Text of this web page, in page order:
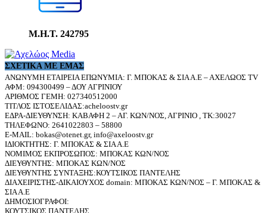
Μ.Η.Τ. 242795
ΣΧΕΤΙΚΆ ΜΕ ΕΜΆΣ
ΑΝΩΝΥΜΗ ΕΤΑΙΡΕΙΑ ΕΠΩΝΥΜΙΑ: Γ. ΜΠΟΚΑΣ & ΣΙΑ Α.Ε – ΑΧΕΛΩΟΣ TV
ΑΦΜ: 094300499 – ΔΟΥ ΑΓΡΙΝΙΟΥ
ΑΡΙΘΜΟΣ ΓΕΜΗ: 027340512000
ΤΙΤΛΟΣ ΙΣΤΟΣΕΛΙΔΑΣ:acheloostv.gr
ΕΔΡΑ-ΔΙΕΥΘΥΝΣΗ: ΚΑΒΑΦΗ 2 – ΑΓ. ΚΩΝ/ΝΟΣ, ΑΓΡΙΝΙΟ , ΤΚ:30027
ΤΗΛΕΦΩΝΟ: 2641022803 – 58800
E-MAIL: bokas@otenet.gr, info@axeloostv.gr
ΙΔΙΟΚΤΗΤΗΣ: Γ. ΜΠΟΚΑΣ & ΣΙΑ Α.Ε
ΝΟΜΙΜΟΣ ΕΚΠΡΟΣΩΠΟΣ: ΜΠΟΚΑΣ ΚΩΝ/ΝΟΣ
ΔΙΕΥΘΥΝΤΗΣ: ΜΠΟΚΑΣ ΚΩΝ/ΝΟΣ
ΔΙΕΥΘΥΝΤΗΣ ΣΥΝΤΑΞΗΣ:ΚΟΥΤΣΙΚΟΣ ΠΑΝΤΕΛΗΣ
ΔΙΑΧΕΙΡΙΣΤΗΣ-ΔΙΚΑΙΟΥΧΟΣ domain: ΜΠΟΚΑΣ ΚΩΝ/ΝΟΣ – Γ. ΜΠΟΚΑΣ &
ΣΙΑ Α.Ε
ΔΗΜΟΣΙΟΓΡΑΦΟΙ:
ΚΟΥΤΣΙΚΟΣ ΠΑΝΤΕΛΗΣ